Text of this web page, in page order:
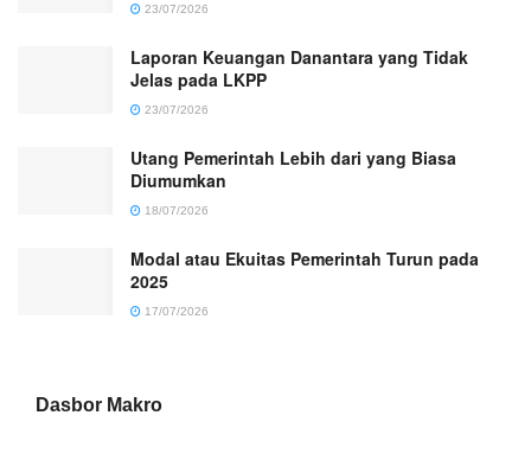
23/07/2026
Laporan Keuangan Danantara yang Tidak
Jelas pada LKPP
23/07/2026
Utang Pemerintah Lebih dari yang Biasa
Diumumkan
18/07/2026
Modal atau Ekuitas Pemerintah Turun pada
2025
17/07/2026
Dasbor Makro